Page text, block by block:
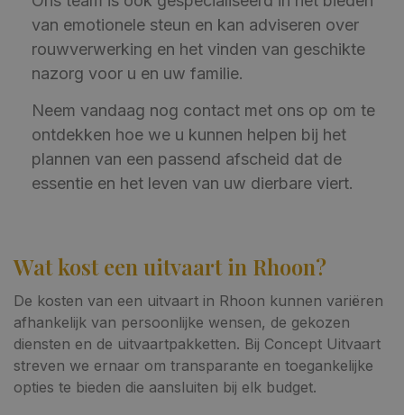
van emotionele steun en kan adviseren over
rouwverwerking en het vinden van geschikte
nazorg voor u en uw familie.
Neem vandaag nog contact met ons op om te
ontdekken hoe we u kunnen helpen bij het
plannen van een passend afscheid dat de
essentie en het leven van uw dierbare viert.
Wat kost een uitvaart in Rhoon?
De kosten van een uitvaart in Rhoon kunnen variëren
afhankelijk van persoonlijke wensen, de gekozen
diensten en de uitvaartpakketten. Bij Concept Uitvaart
streven we ernaar om transparante en toegankelijke
opties te bieden die aansluiten bij elk budget.